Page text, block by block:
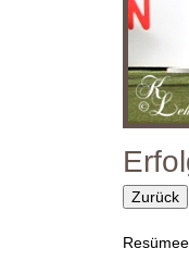
O
R
M
O
N
D
Zurück